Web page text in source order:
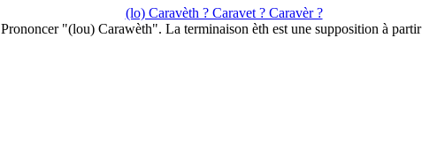
(lo) Caravèth ? Caravet ? Caravèr ?
Prononcer "(lou) Carawèth". La terminaison èth est une supposition à